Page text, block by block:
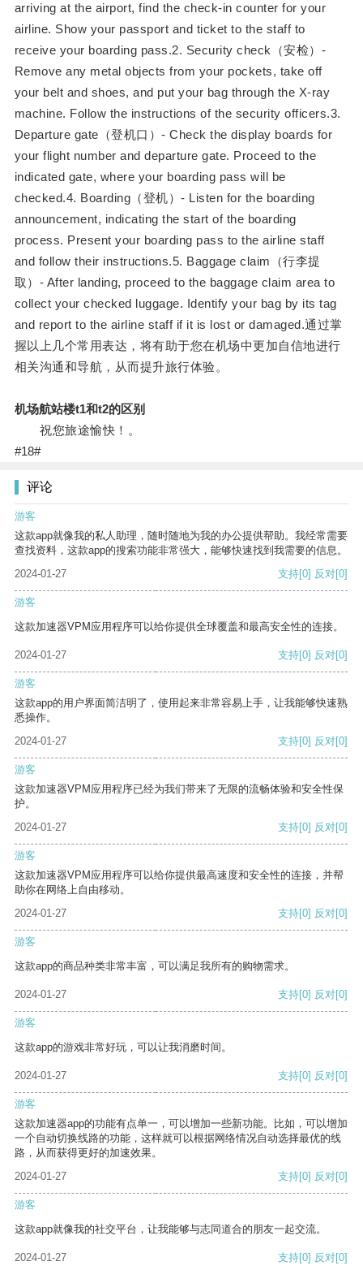
arriving at the airport, find the check-in counter for your
airline. Show your passport and ticket to the staff to
receive your boarding pass.2. Security check（安检）-
Remove any metal objects from your pockets, take off
your belt and shoes, and put your bag through the X-ray
machine. Follow the instructions of the security officers.3.
Departure gate（登机口）- Check the display boards for
your flight number and departure gate. Proceed to the
indicated gate, where your boarding pass will be
checked.4. Boarding（登机）- Listen for the boarding
announcement, indicating the start of the boarding
process. Present your boarding pass to the airline staff
and follow their instructions.5. Baggage claim（行李提
取）- After landing, proceed to the baggage claim area to
collect your checked luggage. Identify your bag by its tag
and report to the airline staff if it is lost or damaged.通过掌
握以上几个常用表达，将有助于您在机场中更加自信地进行
相关沟通和导航，从而提升旅行体验。
机场航站楼t1和t2的区别
祝您旅途愉快！。
#18#
评论
游客
这款app就像我的私人助理，随时随地为我的办公提供帮助。我经常需要
查找资料，这款app的搜索功能非常强大，能够快速找到我需要的信息。
2024-01-27
支持[0] 反对[0]
游客
这款加速器VPM应用程序可以给你提供全球覆盖和最高安全性的连接。
2024-01-27 支持[0] 反对[0]
游客
这款app的用户界面简洁明了，使用起来非常容易上手，让我能够快速熟
悉操作。
2024-01-27
支持[0] 反对[0]
游客
这款加速器VPM应用程序已经为我们带来了无限的流畅体验和安全性保
护。
2024-01-27
支持[0] 反对[0]
游客
这款加速器VPM应用程序可以给你提供最高速度和安全性的连接，并帮
助你在网络上自由移动。
2024-01-27
支持[0] 反对[0]
游客
这款app的商品种类非常丰富，可以满足我所有的购物需求。
2024-01-27 支持[0] 反对[0]
游客
这款app的游戏非常好玩，可以让我消磨时间。
2024-01-27 支持[0] 反对[0]
游客
这款加速器app的功能有点单一，可以增加一些新功能。比如，可以增加
一个自动切换线路的功能，这样就可以根据网络情况自动选择最优的线
路，从而获得更好的加速效果。
2024-01-27
支持[0] 反对[0]
游客
这款app就像我的社交平台，让我能够与志同道合的朋友一起交流。
2024-01-27 支持[0] 反对[0]